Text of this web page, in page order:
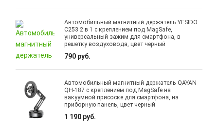
Автомобильный магнитный держатель YESIDO
C253 2 в 1 с креплением под MagSafe,
универсальный зажим для смартфона, в
решетку воздуховода, цвет черный
790 руб.
Автомобильный магнитный держатель QAYAN
QH-187 с креплением под MagSafe на
вакуумной присоске для смартфона, на
приборную панель, цвет черный
1 190 руб.